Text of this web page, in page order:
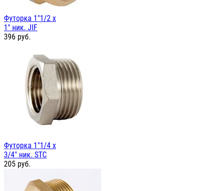
Футорка 1"1/2 х
1" ник. JIF
396 руб.
Футорка 1"1/4 х
3/4" ник. STC
205 руб.